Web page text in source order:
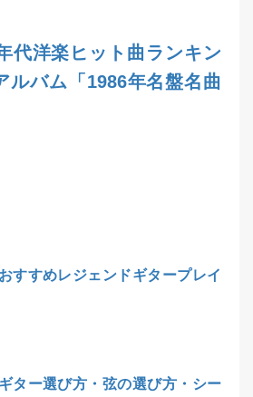
代洋楽ヒット曲ランキン
ルバム「1986年名盤名曲
すすめレジェンドギタープレイ
ター選び方・弦の選び方・シー